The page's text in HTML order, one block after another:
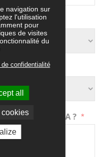
Ker GAFA ?
navigation sur
l'utilisation
pour
de visites
du
confidentialité
all